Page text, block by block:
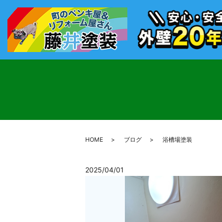
HOME ブログ 浴槽場塗装
2025/04/01